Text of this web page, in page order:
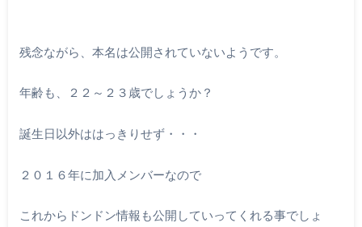
残念ながら、本名は公開されていないようです。
年齢も、２２～２３歳でしょうか？
誕生日以外ははっきりせず・・・
２０１６年に加入メンバーなので
これからドンドン情報も公開していってくれる事でしょ